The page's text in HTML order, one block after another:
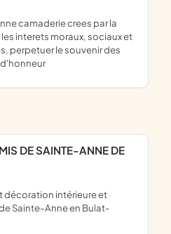
interets moraux, sociaux et
perpetuer le souvenir des
Sainte-Anne en Bulat-